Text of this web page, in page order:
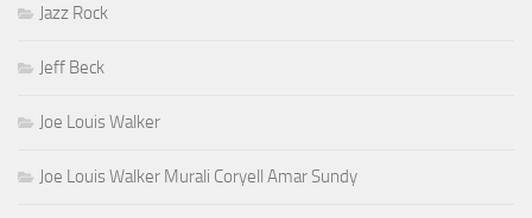
Jazz Rock
Jeff Beck
Joe Louis Walker
Joe Louis Walker Murali Coryell Amar Sundy